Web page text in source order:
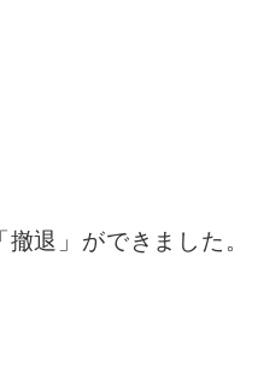
退」ができました。